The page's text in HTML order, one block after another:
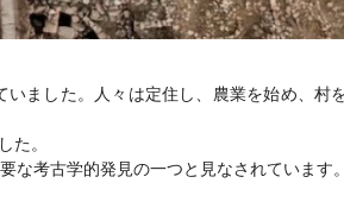
ました。人々は定住し、農業を始め、村
た。
な考古学的発見の一つと見なされています